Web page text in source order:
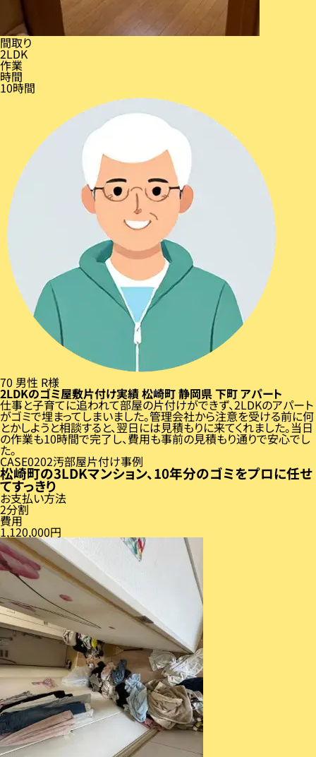
間取り
2LDK
作業
時間
10時間
70 男性 R様
2LDKのゴミ屋敷片付け実績松崎町静岡県下町アパート
仕事と子育てに追われて部屋の片付けができず、2LDKのアパート
がゴミで埋まってしまいました。管理会社から注意を受ける前に何
とかしようと相談すると、翌日には見積もりに来てくれました。当日
の作業も10時間で完了し、費用も事前の見積もり通りで安心でし
た。
CASE 02汚部屋片付け事例
松崎町の3LDKマンション、10年分のゴミをプロに任せ
てすっきり
お支払い方法
2分割
費用
1,120,000円